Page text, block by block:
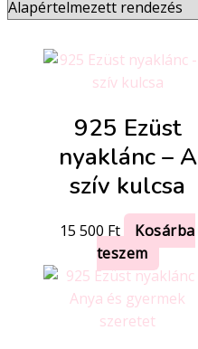
925 Ezüst
nyaklánc – A
szív kulcsa
15 500 Ft
Kosárba
teszem